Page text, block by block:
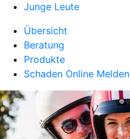
Junge Leute
Übersicht
Beratung
Produkte
Schaden Online Melden